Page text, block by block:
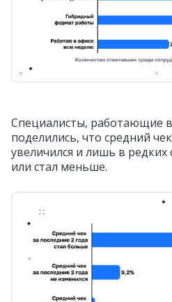
Специалисты, работающие в
поделились, что средний
увеличился и лишь в редких
или стал меньше.